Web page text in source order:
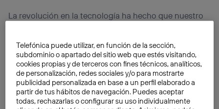
La revolución en la tecnología ha hecho que nuestro
tablets, portátiles, e-books… Uno de los que ha
adquirido mayor popularidad en los últimos tiempos
ha sido elsmartwatcho reloj inteligente.
Éstos van desde simples pulseras de seguimiento de
Telefónica puede utilizar, en función de la sección,
subdominio o apartado del sitio web que estés visitando,
cookies propias y de terceros con fines técnicos, analíticos,
de personalización, redes sociales y/o para mostrarte
publicidad personalizada en base a un perfil elaborado a
partir de tus hábitos de navegación. Puedes aceptar
todas, rechazarlas o configurar su uso individualmente